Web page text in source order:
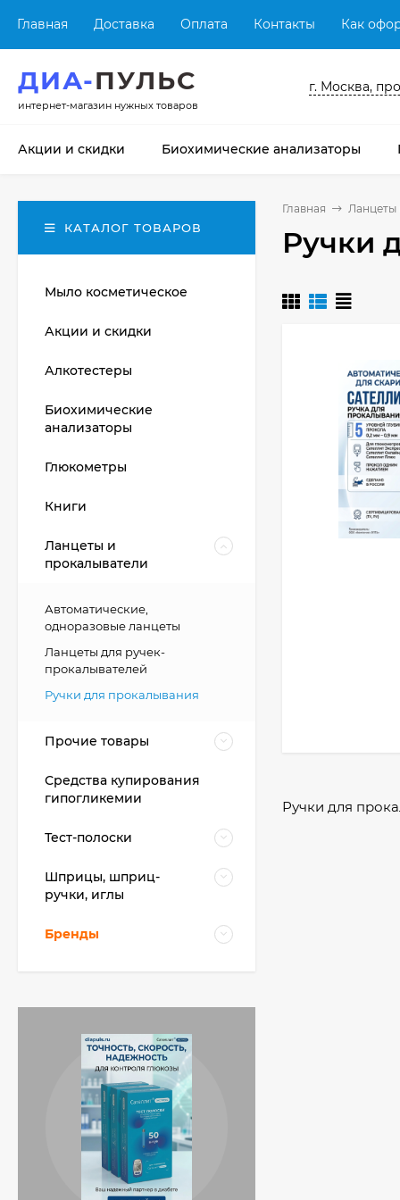
Главная Доставка Оплата Контакты Как
ДИА-ПУЛЬС
интернет-магазин нужных товаров
г. Москва,
Акции и скидки Биохимические анализаторы
Главная Ланцеты
Ручки
Ручки для
КАТАЛОГ ТОВАРОВ
Мыло косметическое
Акции и скидки
Алкотестеры
Биохимические
анализаторы
Глюкометры
Книги
Ланцеты и
прокалыватели
Автоматические,
одноразовые ланцеты
Ланцеты для ручек-
прокалывателей
Ручки для прокалывания
Прочие товары
Средства купирования
гипогликемии
Тест-полоски
Шприцы, шприц-
ручки, иглы
Бренды